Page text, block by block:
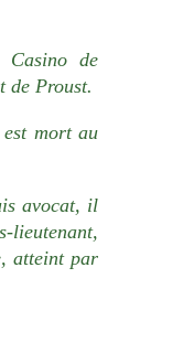
de
de Proust.
mort au
avocat, il
lieutenant,
atteint par